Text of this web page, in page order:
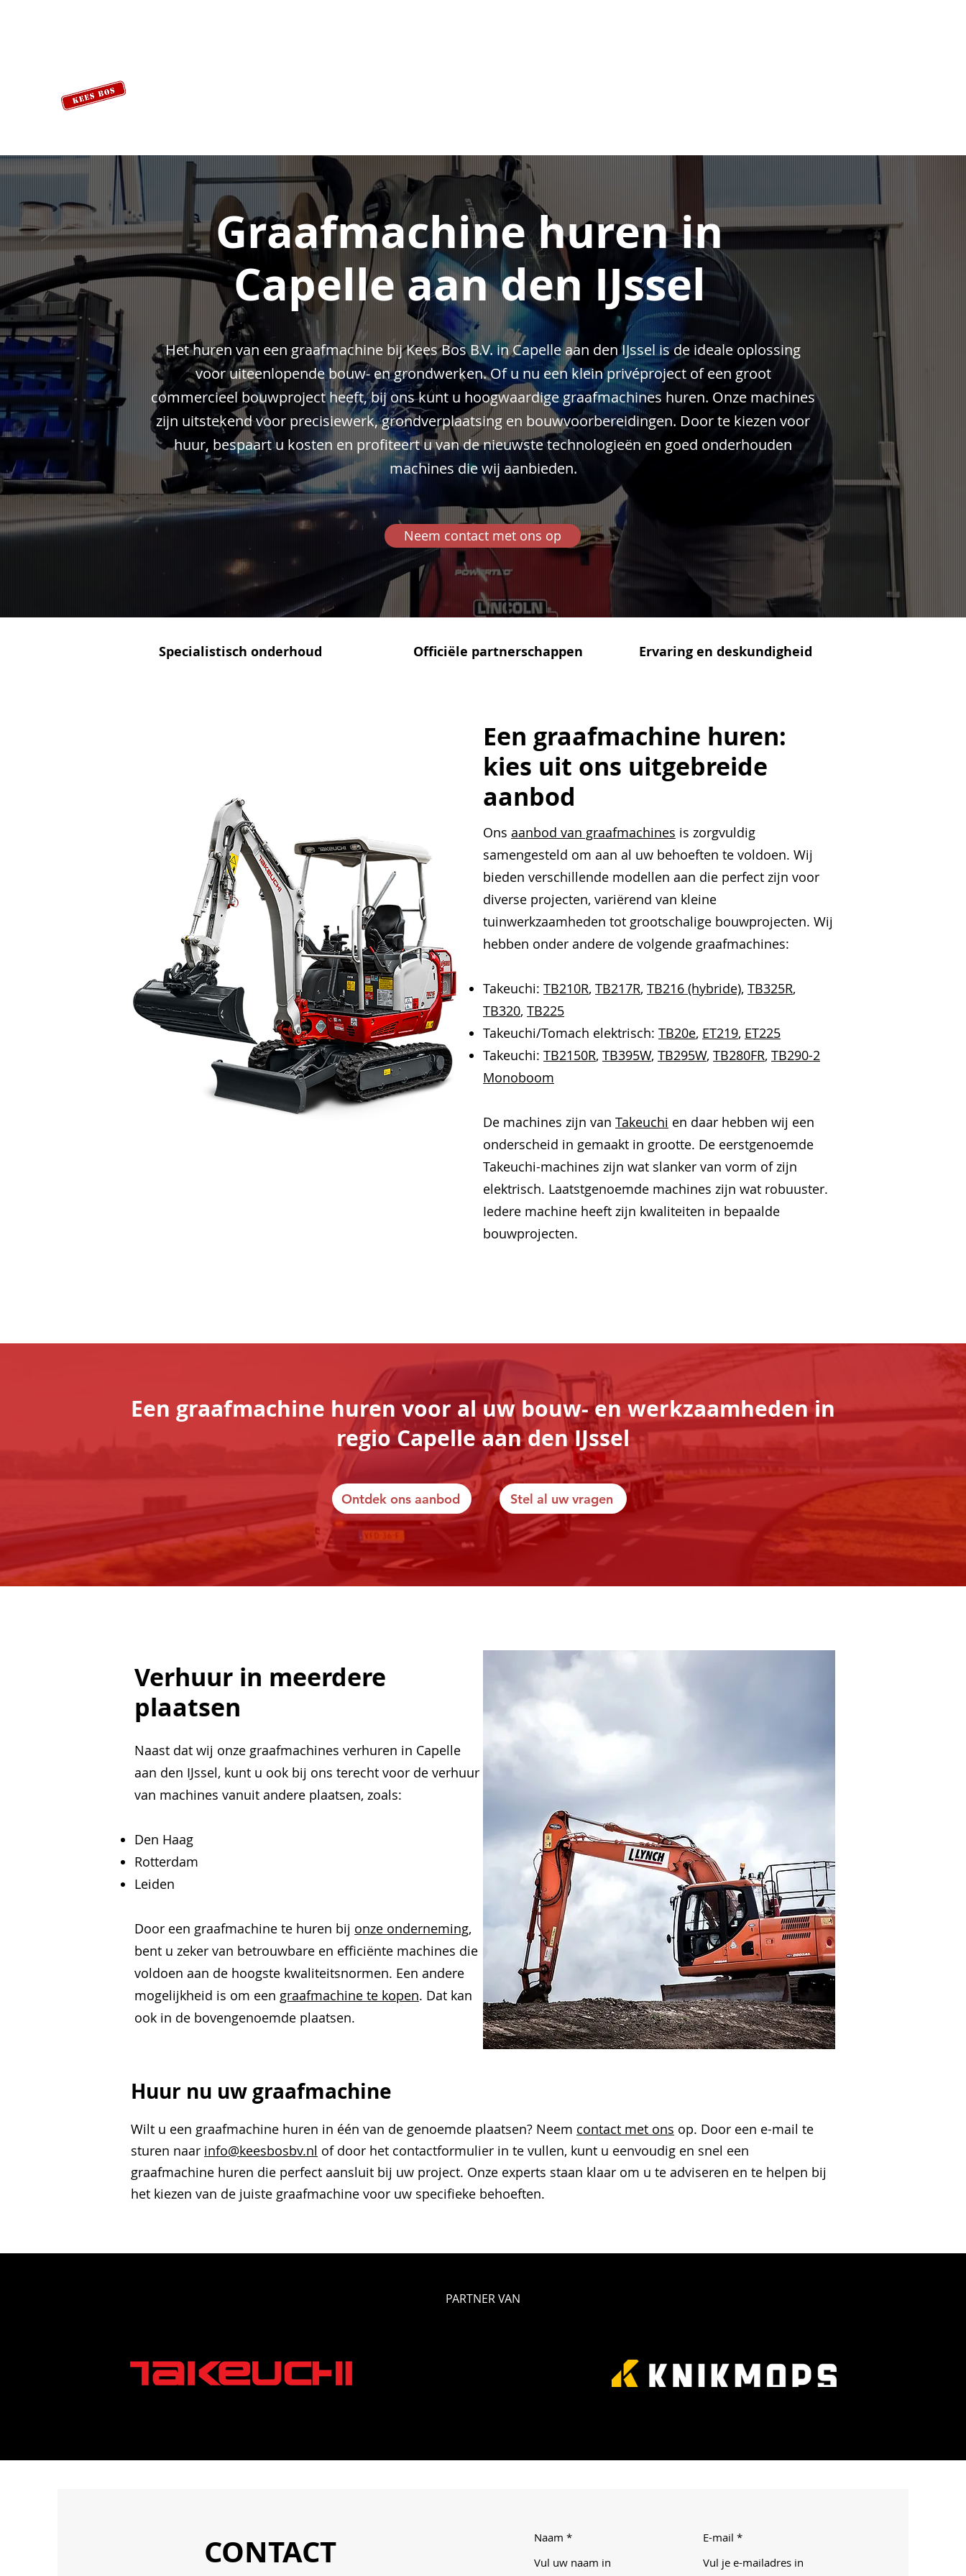
Graafmachine huren in
Capelle aan den IJssel
Het huren van een graafmachine bij Kees Bos B.V. in Capelle aan den IJssel is de ideale oplossing
voor uiteenlopende bouw- en grondwerken. Of u nu een klein privéproject of een groot
commercieel bouwproject heeft, bij ons kunt u hoogwaardige graafmachines huren. Onze machines
zijn uitstekend voor precisiewerk, grondverplaatsing en bouwvoorbereidingen. Door te kiezen voor
huur, bespaart u kosten en profiteert u van de nieuwste technologieën en goed onderhouden
machines die wij aanbieden.
Neem contact met ons op
Specialistisch onderhoud Officiële partnerschappen Ervaring en deskundigheid
Een graafmachine huren:
kies uit ons uitgebreide
aanbod
Ons aanbod van graafmachines is zorgvuldig
samengesteld om aan al uw behoeften te voldoen. Wij
bieden verschillende modellen aan die perfect zijn voor
diverse projecten, variërend van kleine
tuinwerkzaamheden tot grootschalige bouwprojecten. Wij
hebben onder andere de volgende graafmachines:
Takeuchi: TB210R, TB217R, TB216 (hybride), TB325R,
TB320, TB225
Takeuchi/Tomach elektrisch: TB20e, ET219, ET225
Takeuchi: TB2150R, TB395W, TB295W, TB280FR, TB290-2
Monoboom
De machines zijn van Takeuchi en daar hebben wij een
onderscheid in gemaakt in grootte. De eerstgenoemde
Takeuchi-machines zijn wat slanker van vorm of zijn
elektrisch. Laatstgenoemde machines zijn wat robuuster.
Iedere machine heeft zijn kwaliteiten in bepaalde
bouwprojecten.
Een graafmachine huren voor al uw bouw- en werkzaamheden in
regio Capelle aan den IJssel
Ontdek ons aanbod Stel al uw vragen
Verhuur in meerdere
plaatsen
Naast dat wij onze graafmachines verhuren in Capelle
aan den IJssel, kunt u ook bij ons terecht voor de verhuur
van machines vanuit andere plaatsen, zoals:
Den Haag
Rotterdam
Leiden
Door een graafmachine te huren bij onze onderneming,
bent u zeker van betrouwbare en efficiënte machines die
voldoen aan de hoogste kwaliteitsnormen. Een andere
mogelijkheid is om een graafmachine te kopen. Dat kan
ook in de bovengenoemde plaatsen.
Huur nu uw graafmachine
Wilt u een graafmachine huren in één van de genoemde plaatsen? Neem contact met ons op. Door een e-mail te
sturen naar info@keesbosbv.nl of door het contactformulier in te vullen, kunt u eenvoudig en snel een
graafmachine huren die perfect aansluit bij uw project. Onze experts staan klaar om u te adviseren en te helpen bij
het kiezen van de juiste graafmachine voor uw specifieke behoeften.
PARTNER VAN
CONTACT Naam E-mail